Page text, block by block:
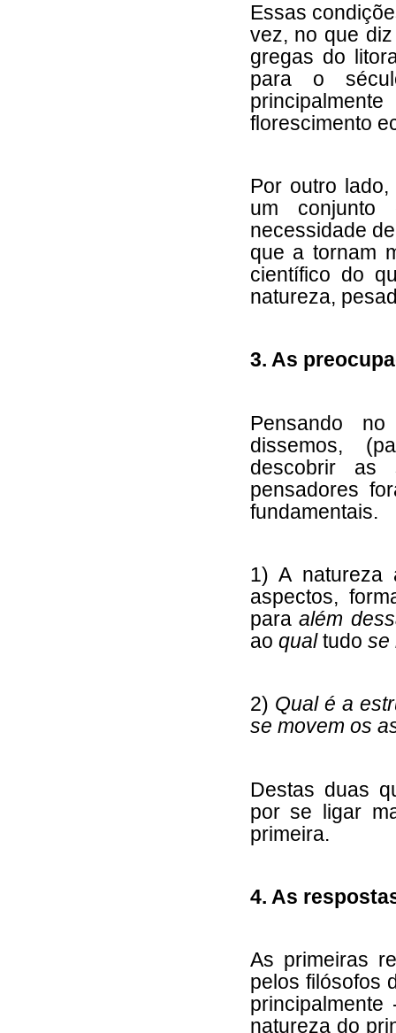
Essas
vez, no que
gregas do
para o
florescimento
Por outro
um
necessidade
que a tornam
científico do
natureza,
3. As
Pensando
dissemos,
descobrir
pensadores
fundamentais.
1) A natureza
aspectos,
paraalém
ao qual tudo se
2) Qual é a
se movem os
Destas duas
por se ligar
primeira.
4. As
As primeiras
pelos filósofos
natureza do